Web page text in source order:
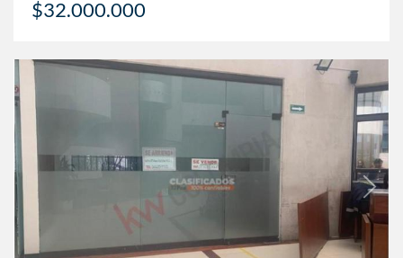
$32.000.000